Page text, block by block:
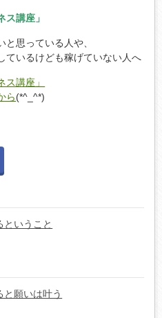
ス講座」
思っている人や、
ているけども稼げていない人へ
ス講座」
ら(*^_^*)
ということ
と願いは叶う